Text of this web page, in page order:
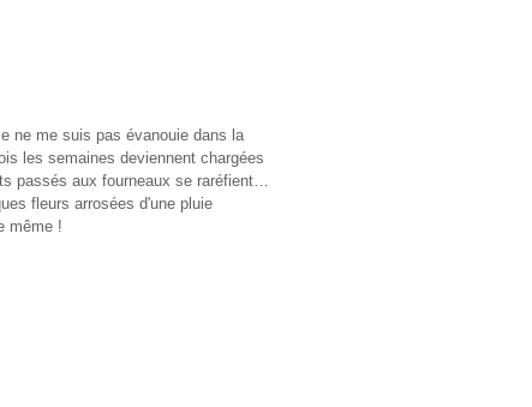
ne me suis pas évanouie dans la
les semaines deviennent chargées
passés aux fourneaux se raréfient…
fleurs arrosées d'une pluie
même !